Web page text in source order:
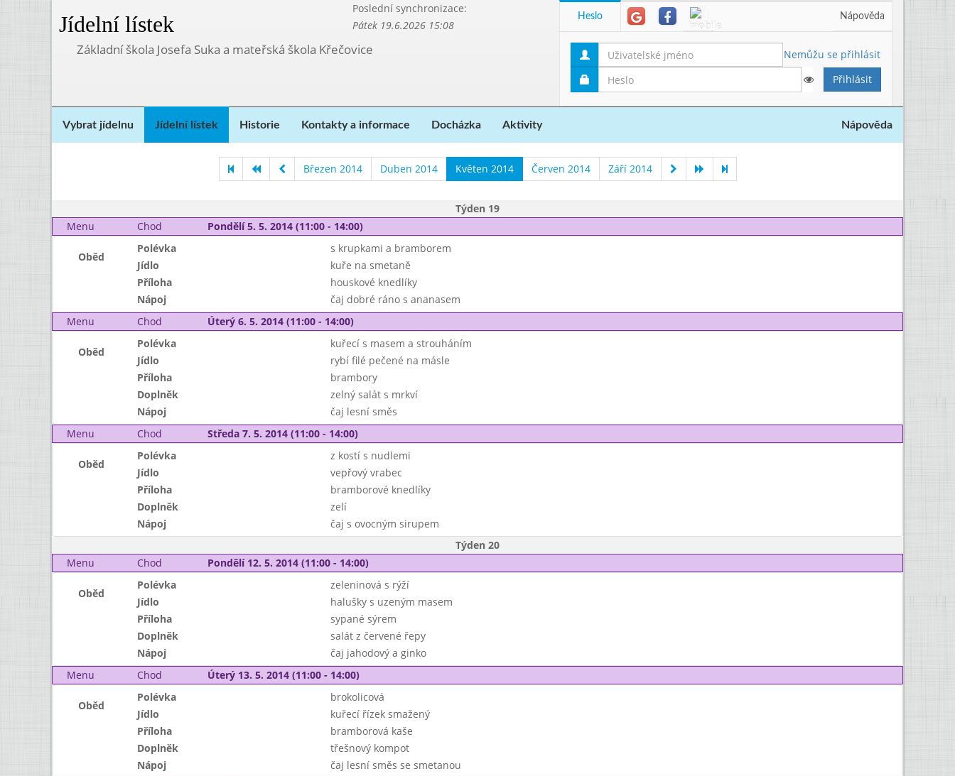
Jídelní lístek
Poslední synchronizace:
Pátek 19.6.2026 15:08
Základní škola Josefa Suka a mateřská škola Křečovice
Heslo Nápověda
Nemůžu se přihlásit
Vybrat jídelnu Jídelní lístek Historie Kontakty a informace Docházka Aktivity Nápověda
Březen 2014 Duben 2014 Květen 2014 Červen 2014 Září 2014
Týden 19
Menu
Chod Pondělí 5. 5. 2014 (11:00 - 14:00)
Oběd
Polévka
s krupkami a bramborem
Jídlo
kuře na smetaně
Příloha
houskové knedlíky
Nápoj
čaj dobré ráno s ananasem
Menu
Chod Úterý 6. 5. 2014 (11:00 - 14:00)
Oběd
Polévka
kuřecí s masem a strouháním
Jídlo
rybí filé pečené na másle
Příloha
brambory
Doplněk
zelný salát s mrkví
Nápoj
čaj lesní směs
Menu
Chod Středa 7. 5. 2014 (11:00 - 14:00)
Oběd
Polévka
z kostí s nudlemi
Jídlo
vepřový vrabec
Příloha
bramborové knedlíky
Doplněk
zelí
Nápoj
čaj s ovocným sirupem
Týden 20
Menu
Chod Pondělí 12. 5. 2014 (11:00 - 14:00)
Oběd
Polévka
zeleninová s rýží
Jídlo
halušky s uzeným masem
Příloha
sypané sýrem
Doplněk
salát z červené řepy
Nápoj
čaj jahodový a ginko
Menu
Chod Úterý 13. 5. 2014 (11:00 - 14:00)
Oběd
Polévka
brokolicová
Jídlo
kuřecí řízek smažený
Příloha
bramborová kaše
Doplněk
třešnový kompot
Nápoj
čaj lesní směs se smetanou